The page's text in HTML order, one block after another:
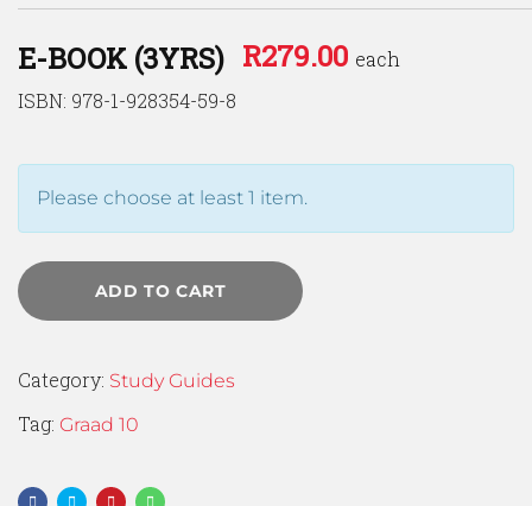
E-BOOK (3YRS)
ISBN: 978-1-928354-59-8
R279.00 each
Please choose at least 1 item.
ADD TO CART
Category: Study Guides
Tag: Graad 10